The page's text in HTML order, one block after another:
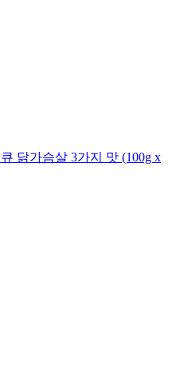
닭가슴살 3가지 맛 (100g x